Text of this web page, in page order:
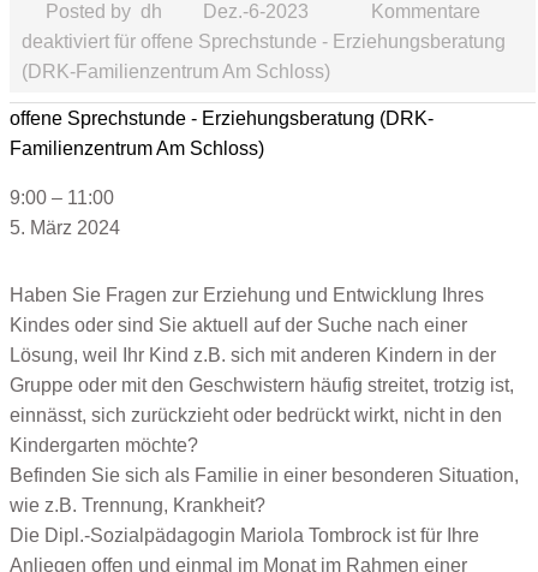
Posted by dh Dez.-6-2023
Kommentare
deaktiviert für offene Sprechstunde - Erziehungsberatung
(DRK-Familienzentrum Am Schloss)
offene Sprechstunde - Erziehungsberatung (DRK-
Familienzentrum Am Schloss)
9:00 – 11:00
5. März 2024
Haben Sie Fragen zur Erziehung und Entwicklung Ihres
Kindes oder sind Sie aktuell auf der Suche nach einer
Lösung, weil Ihr Kind z.B. sich mit anderen Kindern in der
Gruppe oder mit den Geschwistern häufig streitet, trotzig ist,
einnässt, sich zurückzieht oder bedrückt wirkt, nicht in den
Kindergarten möchte?
Befinden Sie sich als Familie in einer besonderen Situation,
wie z.B. Trennung, Krankheit?
Die Dipl.-Sozialpädagogin Mariola Tombrock ist für Ihre
Anliegen offen und einmal im Monat im Rahmen einer